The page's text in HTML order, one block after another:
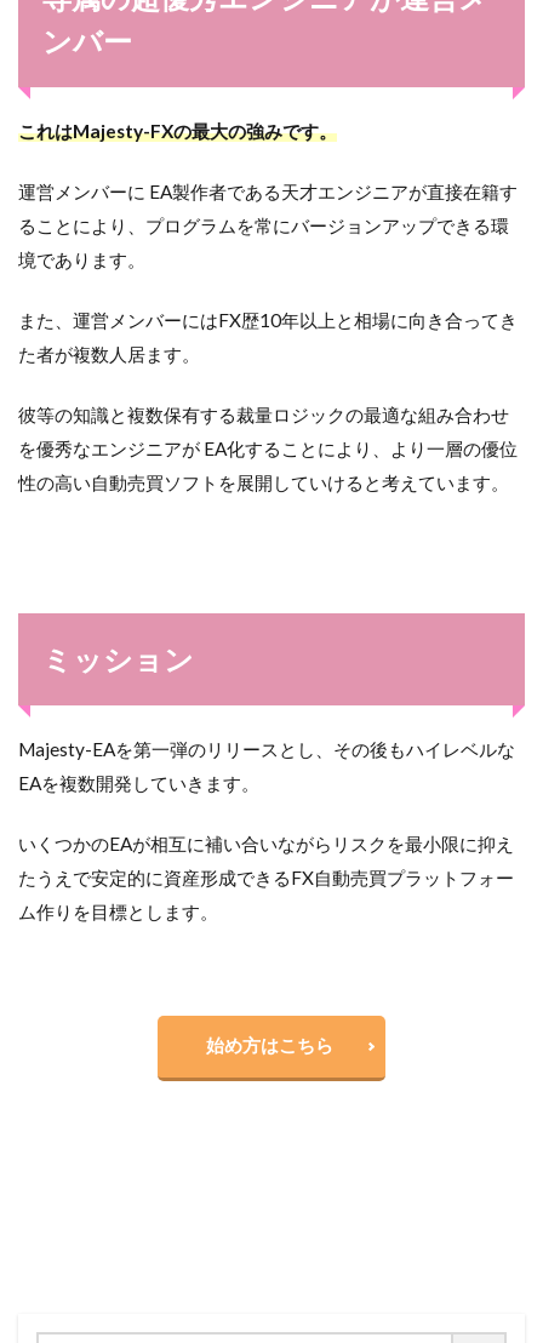
ンバー
これはMajesty-FXの最大の強みです。
運営メンバーに EA製作者である天才エンジニアが直接在籍す
ることにより、プログラムを常にバージョンアップできる環
境であります。
また、運営メンバーにはFX歴10年以上と相場に向き合ってき
た者が複数人居ます。
彼等の知識と複数保有する裁量ロジックの最適な組み合わせ
を優秀なエンジニアが EA化することにより、より一層の優位
性の高い自動売買ソフトを展開していけると考えています。
ミッション
Majesty-EAを第一弾のリリースとし、その後もハイレベルな
EAを複数開発していきます。
いくつかのEAが相互に補い合いながらリスクを最小限に抑え
たうえで安定的に資産形成できるFX自動売買プラットフォー
ム作りを目標とします。
始め方はこちら